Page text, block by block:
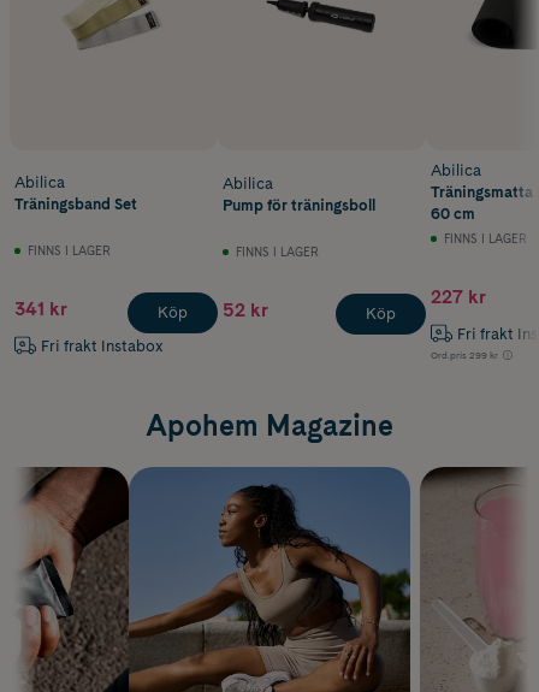
Abilica
Träningsband Set
FINNS I LAGER
341 kr
Fri frakt Instabox
Köp
Abilica
Pump för träningsboll
FINNS I LAGER
52 kr Köp
Abilica
Träningsmatta
60 cm
FINNS I LAGER
227 kr
Fri frakt
Ord.pris 299 kr
Apohem Magazine